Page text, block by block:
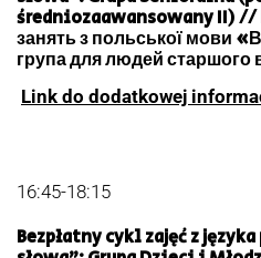
średniozaawansowany II) //
занять з польської мови
група для людей старшого
Link do dodatkowej
16:45-18:15
Bezpłatny cykl zajęć z